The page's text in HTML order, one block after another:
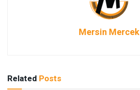
Mersin Mercek
Related Posts